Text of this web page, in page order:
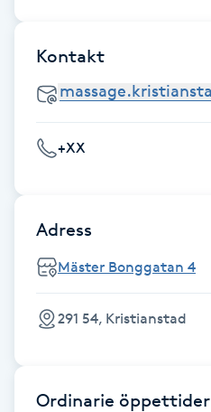
Fransk manikyr
Fransrengöring
Frekvensterapi
Friskvårdsmassage
Frisör
Funktionsanalys
Färgning
Kontakt
+XX
Adress
Mäster Bonggatan 4
291 54, Kristianstad
Ordinarie öppettider